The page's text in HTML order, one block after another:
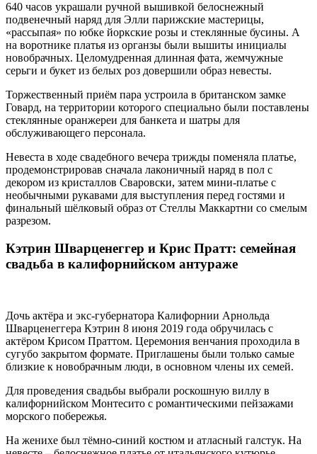
640 часов украшали ручной вышивкой белоснежный
подвенечный наряд для Элли парижские мастерицы,
«рассыпая» по юбке йоркские розы и стеклянные бусины. А
на воротнике платья из органзы были вышиты инициалы
новобрачных. Целомудренная длинная фата, жемчужные
серьги и букет из белых роз довершили образ невесты.
Торжественный приём пара устроила в британском замке
Говард, на территории которого специально были поставлены
стеклянные оранжереи для банкета и шатры для
обслуживающего персонала.
Невеста в ходе свадебного вечера трижды поменяла платье,
продемонстрировав сначала лаконичный наряд в пол с
декором из кристаллов Сваровски, затем мини-платье с
необычными рукавами для выступления перед гостями и
финальный шёлковый образ от Стеллы Маккартни со смелым
разрезом.
Кэтрин Шварценеггер и Крис Пратт: семейная
свадьба в калифорнийском антураже
Дочь актёра и экс-губернатора Калифорнии Арнольда
Шварценеггера Кэтрин 8 июня 2019 года обручилась с
актёром Крисом Праттом. Церемония венчания проходила в
сугубо закрытом формате. Приглашены были только самые
близкие к новобрачным люди, в основном члены их семей.
Для проведения свадьбы выбрали роскошную виллу в
калифорнийском Монтесито с романтическими пейзажами
морского побережья.
На женихе был тёмно-синий костюм и атласный галстук. На